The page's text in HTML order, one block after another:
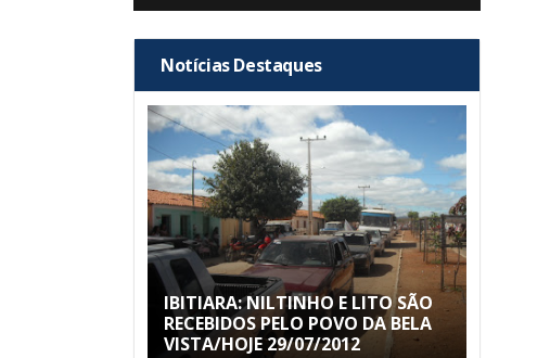
Notícias Destaques
IBITIARA: NILTINHO E LITO SÃO
RECEBIDOS PELO POVO DA BELA
VISTA/HOJE 29/07/2012